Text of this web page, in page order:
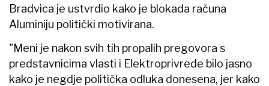
Bradvica je ustvrdio kako je blokada računa
Aluminiju politički motivirana.
"Meni je nakon svih tih propalih pregovora s
predstavnicima vlasti i Elektroprivrede bilo jasno
kako je negdje politička odluka donesena, jer kako